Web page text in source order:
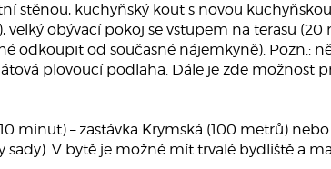
stěnou, kuchyňský kout s novou
velký obývací pokoj se vstupem na terasu
odkoupit od současné nájemkyně). Pozn.:
plovoucí podlaha. Dále je zde možnost
– zastávka Krymská (100 metrů)
V bytě je možné mít trvalé bydliště a